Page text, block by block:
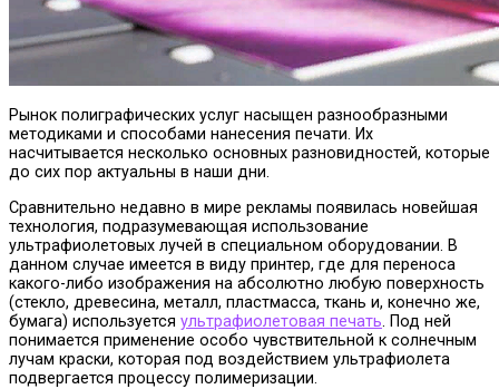
Рынок полиграфических услуг насыщен разнообразными
методиками и способами нанесения печати. Их
насчитывается несколько основных разновидностей, которые
до сих пор актуальны в наши дни.
Сравнительно недавно в мире рекламы появилась новейшая
технология, подразумевающая использование
ультрафиолетовых лучей в специальном оборудовании. В
данном случае имеется в виду принтер, где для переноса
какого-либо изображения на абсолютно любую поверхность
(стекло, древесина, металл, пластмасса, ткань и, конечно же,
бумага) используется ультрафиолетовая печать. Под ней
понимается применение особо чувствительной к солнечным
лучам краски, которая под воздействием ультрафиолета
подвергается процессу полимеризации.